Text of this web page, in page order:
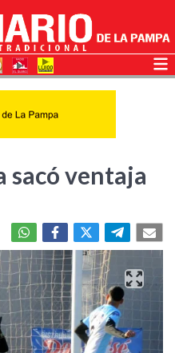
sacó ventaja